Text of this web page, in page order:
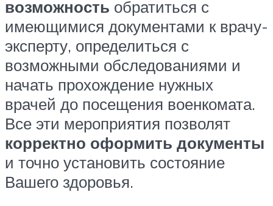
возможность обратиться с
имеющимися документами к врачу-
эксперту, определиться с
возможными обследованиями и
начать прохождение нужных
врачей до посещения военкомата.
Все эти мероприятия позволят
корректно оформить документы
и точно установить состояние
Вашего здоровья.